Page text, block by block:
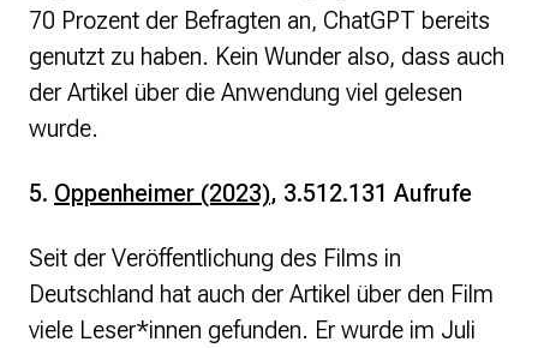
70 Prozent der Befragten an, ChatGPT bereits
genutzt zu haben. Kein Wunder also, dass auch
der Artikel über die Anwendung viel gelesen
wurde.
5. Oppenheimer (2023), 3.512.131 Aufrufe
Seit der Veröffentlichung des Films in
Deutschland hat auch der Artikel über den Film
viele Leser*innen gefunden. Er wurde im Juli